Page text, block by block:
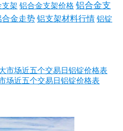
支架 铝合金支架价格 铝合金支
合金走势 铝支架材料行情 铝锭
场近五个交易日铝锭价格表